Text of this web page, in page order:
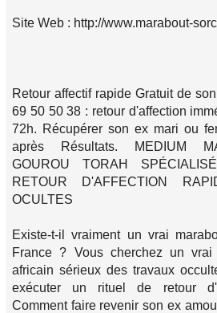
Site Web : http://www.marabout-
Retour affectif rapide Gratuit de
69 50 50 38 : retour d'affection
72h. Récupérer son ex mari ou
après Résultats. MEDIUM
GOUROU TORAH
RETOUR D'AFFECTION
OCULTES
Existe-t-il vraiment un vrai
France ? Vous cherchez un
africain sérieux des travaux
exécuter un rituel de retour
Comment faire revenir son ex